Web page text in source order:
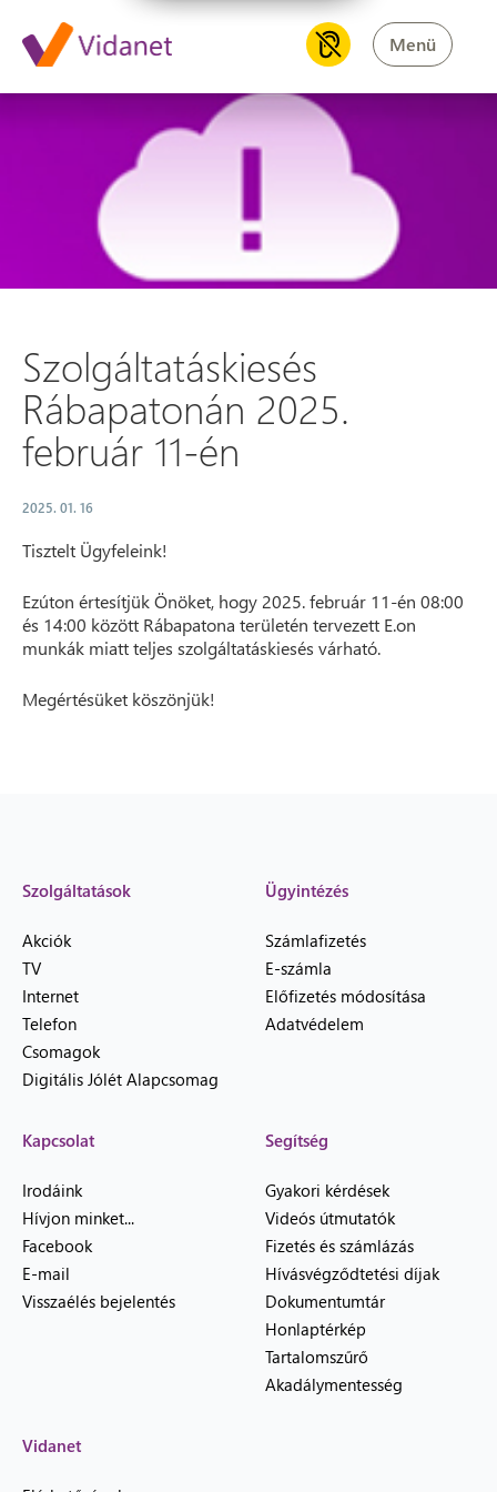
Menü
Szolgáltatáskiesés
Szolgáltatáskiesés
Rábapatonán 2025.
február 11-én
2025. 01. 16
Tisztelt Ügyfeleink!
Ezúton értesítjük Önöket, hogy 2025. február 11-én 08:00
és 14:00 között Rábapatona területén tervezett E.on
munkák miatt teljes szolgáltatáskiesés várható.
Megértésüket köszönjük!
Szolgáltatások
Akciók
TV
Internet
Telefon
Csomagok
Digitális Jólét Alapcsomag
Ügyintézés
Számlafizetés
E-számla
Előfizetés módosítása
Adatvédelem
Kapcsolat
Irodáink
Hívjon minket...
Facebook
E-mail
Visszaélés bejelentés
Segítség
Gyakori kérdések
Videós útmutatók
Fizetés és számlázás
Hívásvégződtetési díjak
Dokumentumtár
Honlaptérkép
Tartalomszűrő
Akadálymentesség
Vidanet